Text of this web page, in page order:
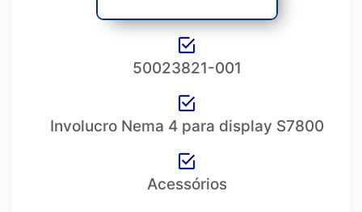
50023821-001
Involucro Nema 4 para display S7800
Acessórios